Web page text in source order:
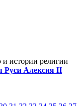
истории религии
Руси Алексия II